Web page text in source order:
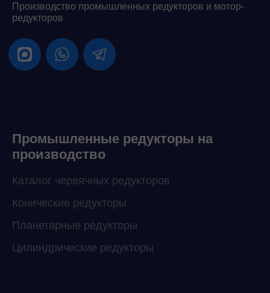
Производство промышленных редукторов и мотор-
редукторов
Промышленные редукторы на
производство
Каталог червячных редукторов
Конические редукторы
Планетарные редукторы
Цилиндрические редукторы